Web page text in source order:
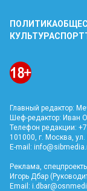
ПОЛИТИКА
КУЛЬТУРАСПОРТ
Главный редактор:
Шеф-редактор: Иван
Телефон редакции:
101000, г. Москва,
E-mail:
Реклама,
Игорь Дбар
Email: